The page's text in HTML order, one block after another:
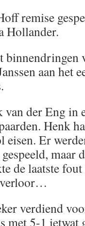
remise
Hollander.
binnendringen
aan het
van der Eng in
Henk
Er
maar
de laatste
verloor…
verdiend
met 5-1 ietwat